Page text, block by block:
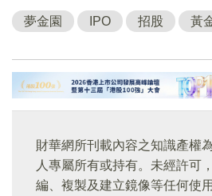
夢金園 IPO 招股 黃
財華網所刊載內容之知識產權
人專屬所有或持有。未經許可
編、複製及建立鏡像等任何使用